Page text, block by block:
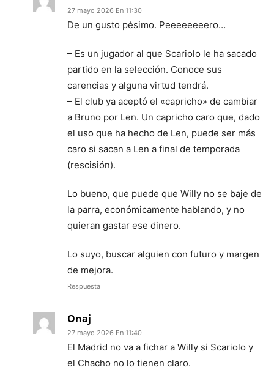
27 mayo 2026 En 11:30
De un gusto pésimo. Peeeeeeeero…
– Es un jugador al que Scariolo le ha sacado
partido en la selección. Conoce sus
carencias y alguna virtud tendrá.
– El club ya aceptó el «capricho» de cambiar
a Bruno por Len. Un capricho caro que, dado
el uso que ha hecho de Len, puede ser más
caro si sacan a Len a final de temporada
(rescisión).
Lo bueno, que puede que Willy no se baje de
la parra, económicamente hablando, y no
quieran gastar ese dinero.
Lo suyo, buscar alguien con futuro y margen
de mejora.
Respuesta
Onaj
27 mayo 2026 En 11:40
El Madrid no va a fichar a Willy si Scariolo y
el Chacho no lo tienen claro.